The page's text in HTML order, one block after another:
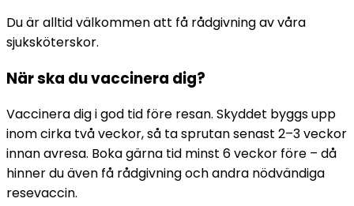
Du är alltid välkommen att få rådgivning av våra
sjuksköterskor.
När ska du vaccinera dig?
Vaccinera dig i god tid före resan. Skyddet byggs upp
inom cirka två veckor, så ta sprutan senast 2–3 veckor
innan avresa. Boka gärna tid minst 6 veckor före – då
hinner du även få rådgivning och andra nödvändiga
resevaccin.